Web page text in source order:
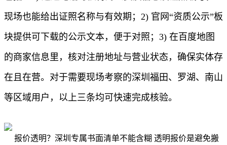
现场也能给出证照名称与有效期；2) 官网“资质公示”板
块提供可下载的公示文本，便于对照；3) 在百度地图
的商家信息里，核对注册地址与营业状态，确保实体存
在且在营。对于需要现场考察的深圳福田、罗湖、南山
等区域用户，以上三条均可快速完成核验。
报价透明？深圳专属书面清单不能含糊 透明报价是避免搬